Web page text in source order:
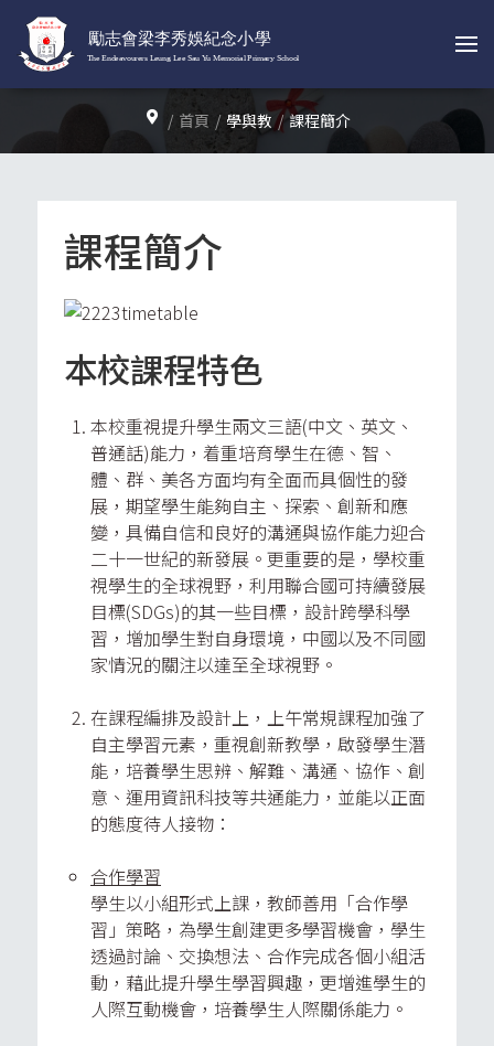
首頁 學與教 課程簡介
課程簡介
本校課程特色
本校重視提升學生兩文三語(中文、英文、
普通話)能力，着重培育學生在德、智、
體、群、美各方面均有全面而具個性的發
展，期望學生能夠自主、探索、創新和應
變，具備自信和良好的溝通與協作能力迎合
二十一世紀的新發展。更重要的是，學校重
視學生的全球視野，利用聯合國可持續發展
目標(SDGs)的其一些目標，設計跨學科學
習，增加學生對自身環境，中國以及不同國
家情況的關注以達至全球視野。
在課程編排及設計上，上午常規課程加強了
自主學習元素，重視創新教學，啟發學生潛
能，培養學生思辨、解難、溝通、協作、創
意、運用資訊科技等共通能力，並能以正面
的態度待人接物：
合作學習
學生以小組形式上課，教師善用「合作學
習」策略，為學生創建更多學習機會，學生
透過討論、交換想法、合作完成各個小組活
動，藉此提升學生學習興趣，更增進學生的
人際互動機會，培養學生人際關係能力。